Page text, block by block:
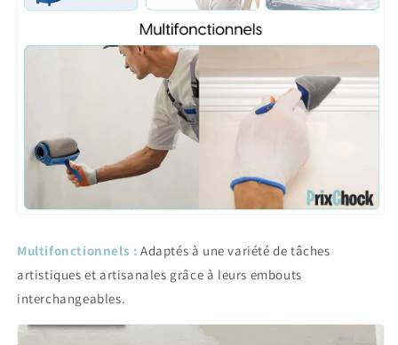
Multifonctionnels : Adaptés à une variété de tâches
artistiques et artisanales grâce à leurs embouts
interchangeables.